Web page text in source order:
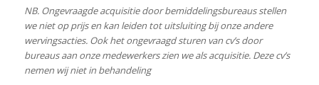
NB. Ongevraagde acquisitie door bemiddelingsbureaus stellen
we niet op prijs en kan leiden tot uitsluiting bij onze andere
wervingsacties. Ook het ongevraagd sturen van cv’s door
bureaus aan onze medewerkers zien we als acquisitie. Deze cv’s
nemen wij niet in behandeling